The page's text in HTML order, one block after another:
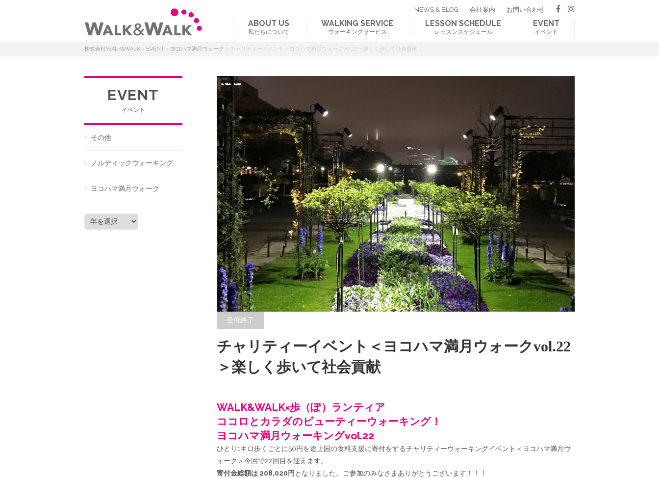
NEWS & BLOG 会社案内 お問い合わせ
ABOUT US
私たちについて
WALKING SERVICE
ウォーキングサービス
LESSON SCHEDULE
レッスンスケジュール
EVENT
イベント
株式会社WALK&WALK > EVENT > ヨコハマ満月ウォーク > チャリティーイベント＜ヨコハマ満月ウォークvol.22＞楽しく歩いて社会貢献
受付終了
チャリティーイベント＜ヨコハマ満月ウォークvol.22
＞楽しく歩いて社会貢献
WALK&WALK×歩（ぽ）ランティア
ココロとカラダのビューティーウォーキング！
ヨコハマ満月ウォーキングvol.22
ひとり1キロ歩くごとに50円を途上国の食料支援に寄付をするチャリティーウォーキングイベント＜ヨコハマ満月ウ
ォーク＞今回で22回目を迎えます。
寄付金総額は 208,020円 となりました。ご参加のみなさまありがとうございます！！！
EVENT
イベント
その他
ノルディックウォーキング
ヨコハマ満月ウォーク